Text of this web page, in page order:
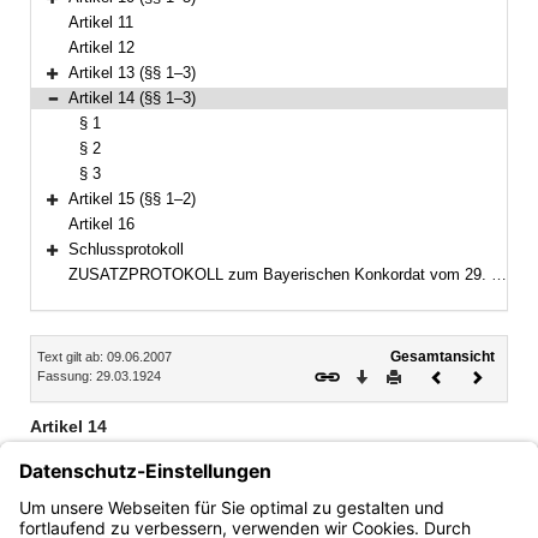
Bereich erweitern
Artikel 11
Artikel 12
Bereich erweitern
Artikel 13 (§§ 1–3)
Bereich reduzieren
Artikel 14 (§§ 1–3)
§ 1
§ 2
§ 3
Bereich erweitern
Artikel 15 (§§ 1–2)
Artikel 16
Bereich erweitern
Schlussprotokoll
ZUSATZPROTOKOLL zum Bayerischen Konkordat vom 29. März 1924, zuletzt geändert durch den Vertrag vom 8. Juni 1988
Inhalt
Text gilt ab: 09.06.2007
Fassung: 29.03.1924
Gesamtansicht
Download
DruckenVorheriges
Artikel 14
§ 1
§ 2
§ 3